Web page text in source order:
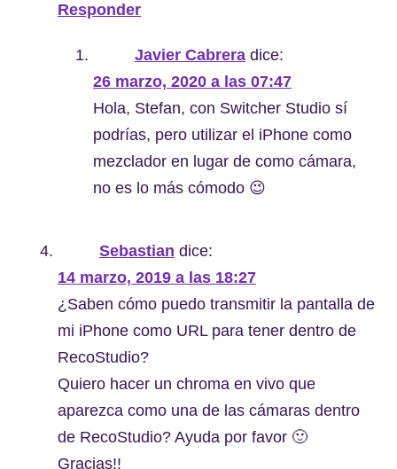
Responder
Javier Cabrera dice:
26 marzo, 2020 a las 07:47
Hola, Stefan, con Switcher Studio sí
podrías, pero utilizar el iPhone como
mezclador en lugar de como cámara,
no es lo más cómodo 😉
Sebastian dice:
14 marzo, 2019 a las 18:27
¿Saben cómo puedo transmitir la pantalla de
mi iPhone como URL para tener dentro de
RecoStudio?
Quiero hacer un chroma en vivo que
aparezca como una de las cámaras dentro
de RecoStudio? Ayuda por favor 🙂
Gracias!!